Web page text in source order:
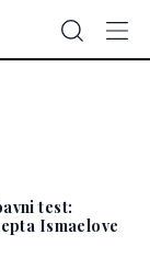
test:
Ismaelove